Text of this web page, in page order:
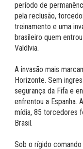
período de
pela reclusão,
treinamento e uma
brasileiro quem
Valdívia.
A invasão mais
Horizonte. Sem
segurança da Fifa e
enfrentou a Espanha.
mídia, 85 torcedores
Brasil.
Sob o rígido